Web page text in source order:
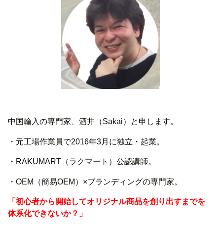
中国輸入の専門家、酒井（Sakai）と申します。
・元工場作業員で2016年3月に独立・起業。
・RAKUMART（ラクマート）公認講師。
・OEM（簡易OEM）×ブランディングの専門家。
「初心者から開始してオリジナル商品を創り出すまでを
体系化できないか？」